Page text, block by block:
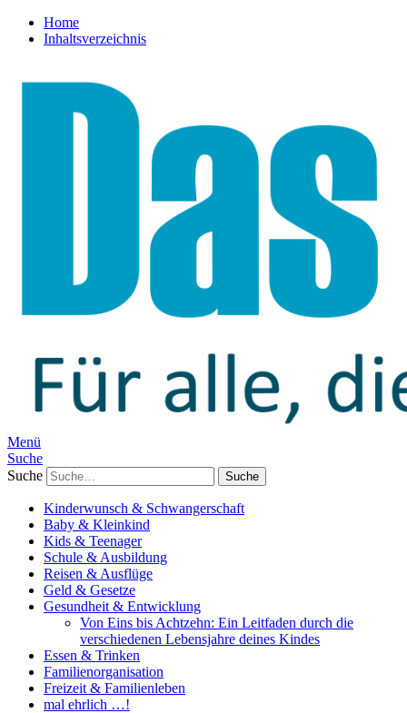
Home
Inhaltsverzeichnis
Menü
Suche
Suche
Kinderwunsch & Schwangerschaft
Baby & Kleinkind
Kids & Teenager
Schule & Ausbildung
Reisen & Ausflüge
Geld & Gesetze
Gesundheit & Entwicklung
Von Eins bis Achtzehn: Ein Leitfaden durch die
verschiedenen Lebensjahre deines Kindes
Essen & Trinken
Familienorganisation
Freizeit & Familienleben
mal ehrlich …!